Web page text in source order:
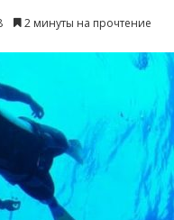
2 минуты на прочтение